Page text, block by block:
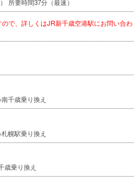
所要時間37分（最速）
で、詳しくはJR新千歳空港駅にお問い合わ
千歳乗り換え
幌駅乗り換え
歳乗り換え